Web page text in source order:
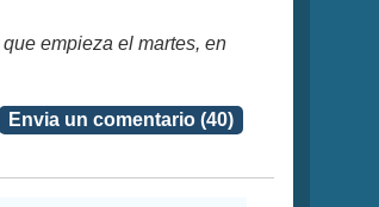
que empieza el martes, en
Envia un comentario (40)